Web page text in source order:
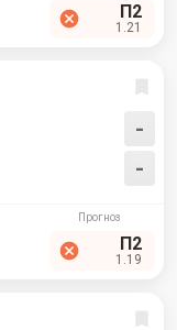
П2
1.21
-
-
П2
1.19